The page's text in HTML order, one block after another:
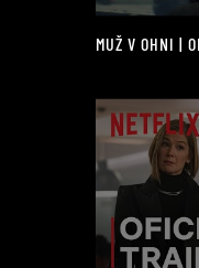
MUŽ V OHNI |